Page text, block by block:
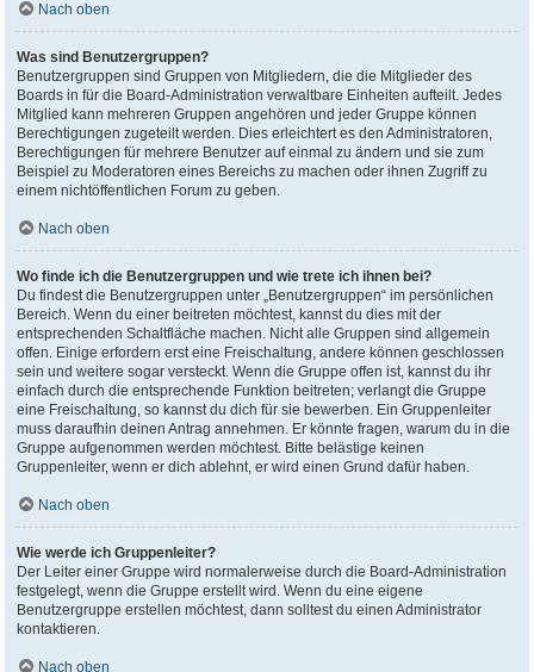
Nach oben
Was sind Benutzergruppen?
Benutzergruppen sind Gruppen von Mitgliedern, die die Mitglieder des
Boards in für die Board-Administration verwaltbare Einheiten aufteilt. Jedes
Mitglied kann mehreren Gruppen angehören und jeder Gruppe können
Berechtigungen zugeteilt werden. Dies erleichtert es den Administratoren,
Berechtigungen für mehrere Benutzer auf einmal zu ändern und sie zum
Beispiel zu Moderatoren eines Bereichs zu machen oder ihnen Zugriff zu
einem nichtöffentlichen Forum zu geben.
Nach oben
Wo finde ich die Benutzergruppen und wie trete ich ihnen bei?
Du findest die Benutzergruppen unter „Benutzergruppen“ im persönlichen
Bereich. Wenn du einer beitreten möchtest, kannst du dies mit der
entsprechenden Schaltfläche machen. Nicht alle Gruppen sind allgemein
offen. Einige erfordern erst eine Freischaltung, andere können geschlossen
sein und weitere sogar versteckt. Wenn die Gruppe offen ist, kannst du ihr
einfach durch die entsprechende Funktion beitreten; verlangt die Gruppe
eine Freischaltung, so kannst du dich für sie bewerben. Ein Gruppenleiter
muss daraufhin deinen Antrag annehmen. Er könnte fragen, warum du in die
Gruppe aufgenommen werden möchtest. Bitte belästige keinen
Gruppenleiter, wenn er dich ablehnt, er wird einen Grund dafür haben.
Nach oben
Wie werde ich Gruppenleiter?
Der Leiter einer Gruppe wird normalerweise durch die Board-Administration
festgelegt, wenn die Gruppe erstellt wird. Wenn du eine eigene
Benutzergruppe erstellen möchtest, dann solltest du einen Administrator
kontaktieren.
Nach oben